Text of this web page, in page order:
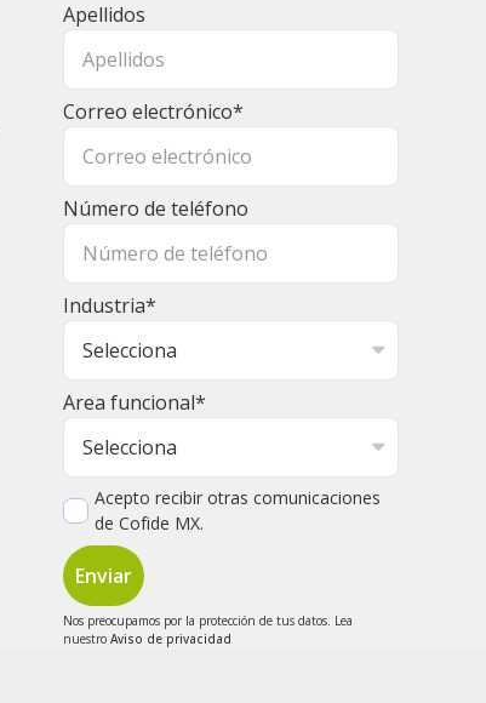
Apellidos
Correo electrónico*
Número de teléfono
Industria*
Area funcional*
Acepto recibir otras comunicaciones
de Cofide MX.
Nos preocupamos por la protección de tus datos. Lea
nuestroAviso de privacidad